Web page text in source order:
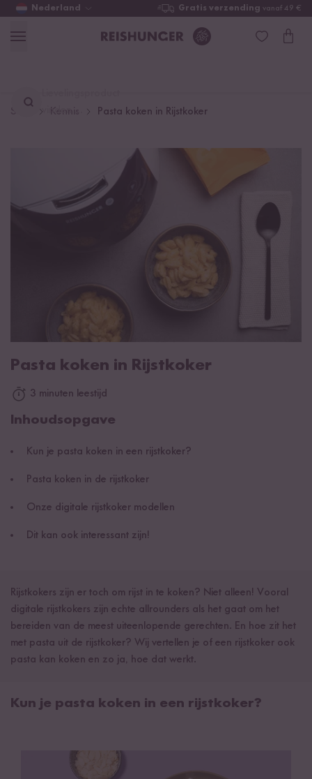
Nederland Gratis verzending vanaf 49 €
vinden ...
Pasta koken in Rijstkoker
Pasta koken in Rijstkoker
3 minuten leestijd
Inhoudsopgave
Kun je pasta koken in een rijstkoker?
Pasta koken in de rijstkoker
Onze digitale rijstkoker modellen
Dit kan ook interessant zijn!
Rijstkokers zijn er toch om rijst in te koken? Niet alleen! Vooral
digitale rijstkokers zijn echte allrounders als het gaat om het
bereiden van de meest uiteenlopende gerechten. En hoe zit het
met pasta uit de rijstkoker? Wij vertellen je of een rijstkoker ook
pasta kan koken en zo ja, hoe dat werkt.
Kun je pasta koken in een rijstkoker?